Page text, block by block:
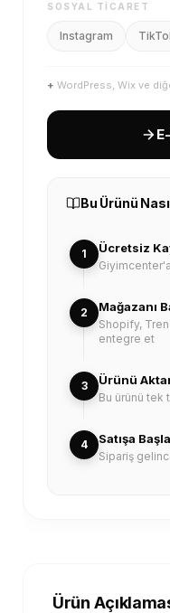
SOSYAL TICARET
Instagram
+ WordPress, Wix ve
Bu Ürünü
1 Ücretsiz
2 Mağazanı
Shopify,
entegre et
3 Ürünü
Bu ürünü tek
4 Satışa Başla
Sipariş
Ürün